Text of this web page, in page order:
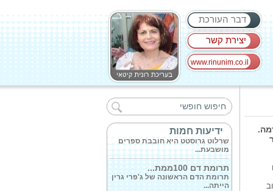
דבר העורכת
יצירת קשר
www.rinunim.co.il
ידיעות חמות
'על הבחירה להיכנס...
שרן השכל קיימה היום (א') סיור
שטח ביישובי...
חתולים ומכשפות...
שרלוט גרוסטט היא חובבת ספרים
מושבעת...
תרומת דם 100ממת...
תרומת הדם הראשונה של ג'פרי גרין
הייתה...